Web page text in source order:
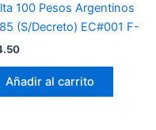
100 Pesos Argentinos
(S/Decreto) EC#001 F-
Añadir al carrito